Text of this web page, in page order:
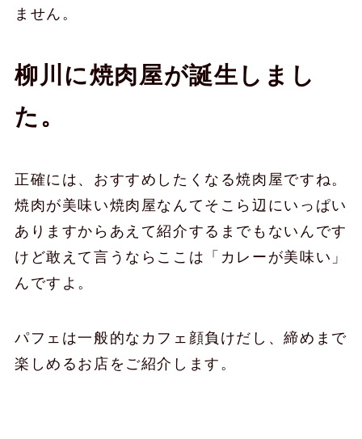
ません。
柳川に焼肉屋が誕生しまし
た。
正確には、おすすめしたくなる焼肉屋ですね。
焼肉が美味い焼肉屋なんてそこら辺にいっぱい
ありますからあえて紹介するまでもないんです
けど敢えて言うならここは「カレーが美味い」
んですよ。
パフェは一般的なカフェ顔負けだし、締めまで
楽しめるお店をご紹介します。